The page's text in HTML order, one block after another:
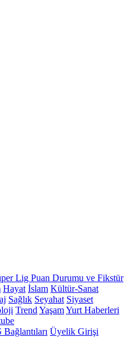
Lig Puan Durumu ve Fikstür
Hayat İslam Kültür-Sanat
Sağlık Seyahat Siyaset
Trend YaşamYurt Haberleri
Bağlantıları Üyelik Girişi